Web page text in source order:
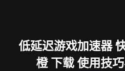
低延迟游戏加速器
橙 下载 使用技